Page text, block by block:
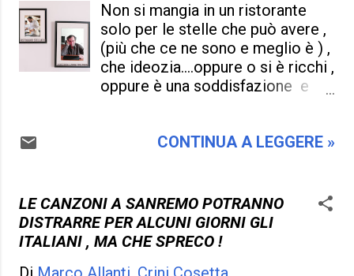
Non si mangia in un ristorante
solo per le stelle che può avere ,
(più che ce ne sono e meglio è ) ,
che ideozia....oppure o si è ricchi ,
oppure è una soddisfazione e
fare , ma è un lusso che per la
bollette di luce e gas e magari il
mutuo casa , che abbuffarsi (se
così si vuol dire ) in leccornie , in
CONTINUA A LEGGERE »
LE CANZONI A SANREMO POTRANNO
DISTRARRE PER ALCUNI GIORNI GLI
ITALIANI , MA CHE SPRECO !